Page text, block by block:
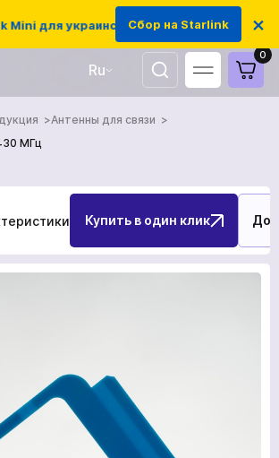
для украинских защитников
Сбор на Starlink ×
Ru
UA
EN
0
Антенны для связи
МГц
Купить в один клик